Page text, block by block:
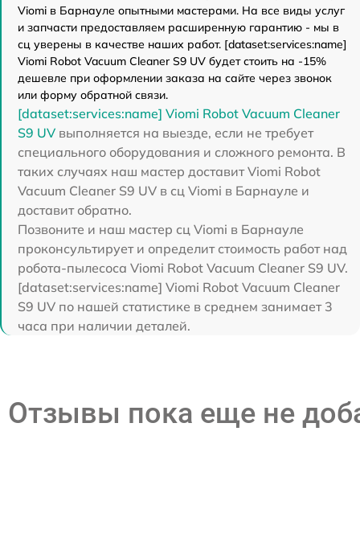
Viomi в Барнауле опытными мастерами. На все виды услуг
и запчасти предоставляем расширенную гарантию - мы в
сц уверены в качестве наших работ. [dataset:services:name]
Viomi Robot Vacuum Cleaner S9 UV будет стоить на -15%
дешевле при оформлении заказа на сайте через звонок
или форму обратной связи.
[dataset:services:name] Viomi Robot Vacuum Cleaner
S9 UV выполняется на выезде, если не требует
специального оборудования и сложного ремонта. В
таких случаях наш мастер доставит Viomi Robot
Vacuum Cleaner S9 UV в сц Viomi в Барнауле и
доставит обратно.
Позвоните и наш мастер сц Viomi в Барнауле
проконсультирует и определит стоимость работ над
робота-пылесоса Viomi Robot Vacuum Cleaner S9 UV.
[dataset:services:name] Viomi Robot Vacuum Cleaner
S9 UV по нашей статистике в среднем занимает 3
часа при наличии деталей.
Отзывы пока еще не